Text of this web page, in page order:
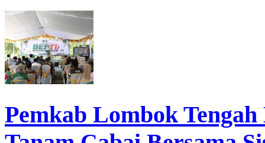
Pemkab Lombok